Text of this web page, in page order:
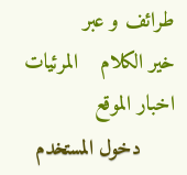
طرائف و عبر
خير الكلام
المرئيات
اخبار الموقع
دخول المستخدم